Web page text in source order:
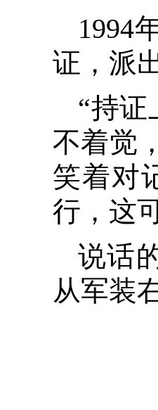
1994
证，派
“持
不着觉
笑着对
行，这
说话
从军装